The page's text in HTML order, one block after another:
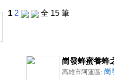
崗發蜂蜜養蜂
高雄市阿蓮區: 崗
1 2 全 15 筆